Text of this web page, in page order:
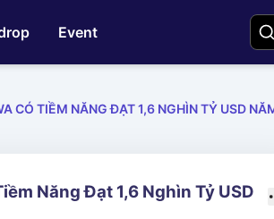
Event
CÓ TIỀM NĂNG ĐẠT 1,6 NGHÌN TỶ USD
Năng Đạt 1,6 Nghìn Tỷ USD